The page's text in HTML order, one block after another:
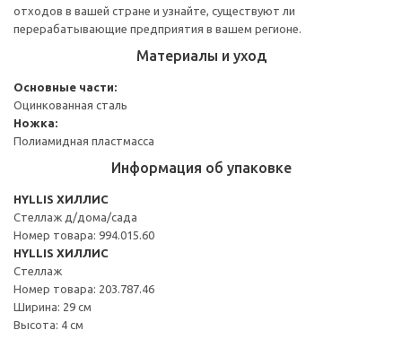
отходов в вашей стране и узнайте, существуют ли
перерабатывающие предприятия в вашем регионе.
Материалы и уход
Основные части:
Оцинкованная сталь
Ножка:
Полиамидная пластмасса
Информация об упаковке
HYLLIS ХИЛЛИС
Стеллаж д/дома/сада
Номер товара: 994.015.60
HYLLIS ХИЛЛИС
Стеллаж
Номер товара: 203.787.46
Ширина: 29 см
Высота: 4 см